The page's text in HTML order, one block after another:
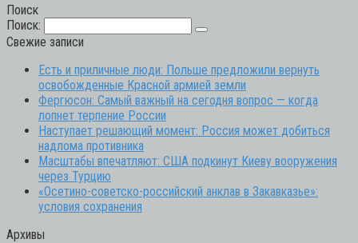
Поиск
Поиск:
Свежие записи
Есть и приличные люди: Польше предложили вернуть
освобожденные Красной армией земли
Фергюсон: Самый важный на сегодня вопрос — когда
лопнет терпение России
Наступает решающий момент: Россия может добиться
надлома противника
Масштабы впечатляют: США подкинут Киеву вооружения
через Турцию
«Осетино-советско-российский анклав в Закавказье»:
условия сохранения
Архивы